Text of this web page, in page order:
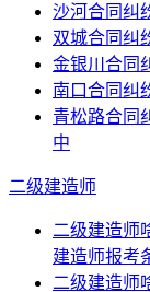
沙河合同纠
双城合同纠
金银川合同
南口合同纠
青松路合同
中
二级建造师
二级建造师
建造师报考
二级建造师